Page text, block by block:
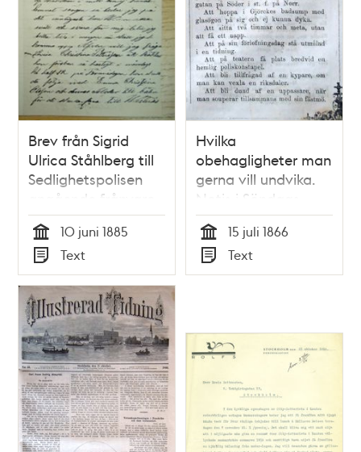
Brev från Sigrid
Ulrica Ståhlberg till
Sedlighetspolisen
angående frånvaro
från besiktning och
förlust av kappa,
den 10 juni 1885
Tid
10 juni 1885
Typ
Text
Hvilka
obehagligheter man
gerna vill undvika.
Notis i Söndags-
Nisse – Illustreradt
Veckoblad för
Skämt, Humor och
Satir, nr 29, den 15
Tid
15 juli 1866
Typ
Text